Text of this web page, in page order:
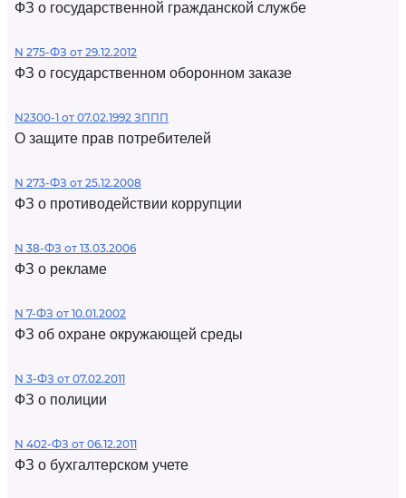
ФЗ о государственной гражданской службе
N 275-ФЗ от 29.12.2012
ФЗ о государственном оборонном заказе
N2300-1 от 07.02.1992 ЗППП
О защите прав потребителей
N 273-ФЗ от 25.12.2008
ФЗ о противодействии коррупции
N 38-ФЗ от 13.03.2006
ФЗ о рекламе
N 7-ФЗ от 10.01.2002
ФЗ об охране окружающей среды
N 3-ФЗ от 07.02.2011
ФЗ о полиции
N 402-ФЗ от 06.12.2011
ФЗ о бухгалтерском учете